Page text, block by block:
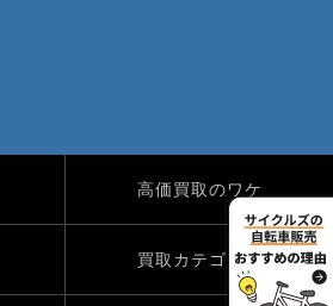
高価買取のワケ
買取カテゴリー